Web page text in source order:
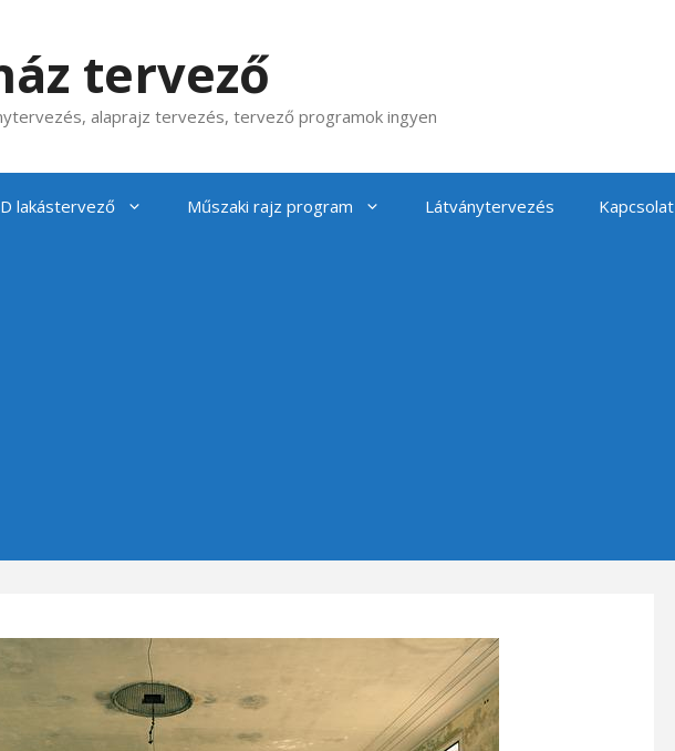
tervező
alaprajz tervezés, tervező programok ingyen
lakástervező Műszaki rajz program Látványtervezés Kapcsolat